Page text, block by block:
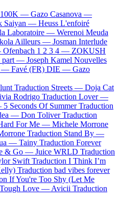
100K — Gazo Casanova —
Saiyan — Heuss L'enfoiré
Laboratoire — Werenoi Meuda
Ailleurs — Josman Interlude
Ofenbach 1 2 3 4 — ZOKUSH
part — Joseph Kamel Nouvelles
— Favé (FR) DIE — Gazo
Traduction Streets — Doja Cat
Rodrigo Traduction Lover —
5 Seconds Of Summer Traduction
— Don Toliver Traduction
For Me — Michele Morrone
Traduction Stand By —
— Tainy Traduction Forever
& Go — Juice WRLD Traduction
Swift Traduction I Think I’m
Traduction bad vibes forever
If You're Too Shy (Let Me
Love —Avicii Traduction